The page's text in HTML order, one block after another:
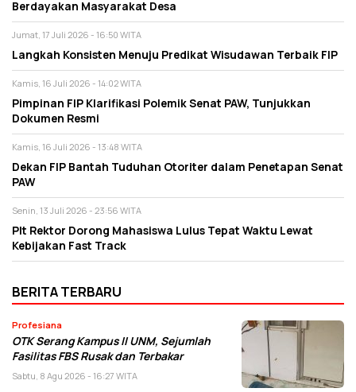
Berdayakan Masyarakat Desa
Jumat, 17 Juli 2026 - 16:50 WITA
Langkah Konsisten Menuju Predikat Wisudawan Terbaik FIP
Kamis, 16 Juli 2026 - 14:02 WITA
Pimpinan FIP Klarifikasi Polemik Senat PAW, Tunjukkan
Dokumen Resmi
Kamis, 16 Juli 2026 - 13:48 WITA
Dekan FIP Bantah Tuduhan Otoriter dalam Penetapan Senat
PAW
Senin, 13 Juli 2026 - 23:56 WITA
Plt Rektor Dorong Mahasiswa Lulus Tepat Waktu Lewat
Kebijakan Fast Track
BERITA TERBARU
Profesiana
OTK Serang Kampus II UNM, Sejumlah
Fasilitas FBS Rusak dan Terbakar
Sabtu, 8 Agu 2026 - 16:27 WITA